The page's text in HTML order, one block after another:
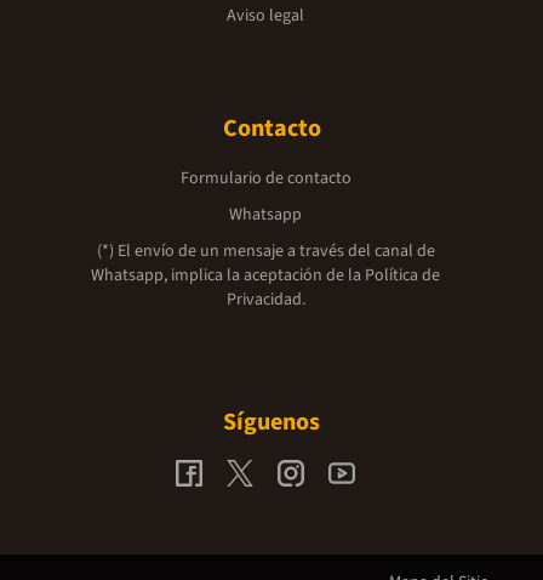
Aviso legal
Contacto
Formulario de contacto
Whatsapp
(*) El envío de un mensaje a través del canal de
Whatsapp, implica la aceptación de la Política de
Privacidad.
Síguenos